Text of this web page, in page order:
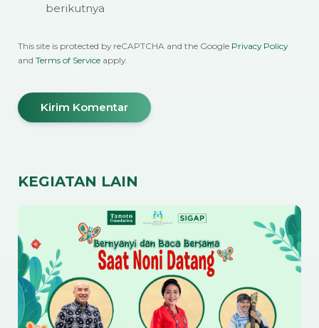
berikutnya
This site is protected by reCAPTCHA and the Google Privacy Policy
and Terms of Service apply.
KEGIATAN LAIN